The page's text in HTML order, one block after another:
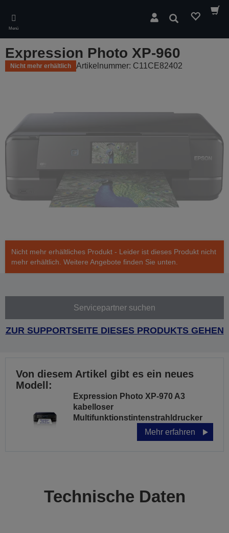
main
content
Menü
Suchen
Expression Photo XP-960
Nicht mehr erhältlich Artikelnummer: C11CE82402
Nicht mehr erhältliches Produkt - Leider ist dieses Produkt nicht
mehr erhältlich. Weitere Angebote finden Sie unten.
Servicepartner suchen
ZUR SUPPORTSEITE DIESES PRODUKTS GEHEN
Von diesem Artikel gibt es ein neues
Modell:
Expression Photo XP-970 A3
kabelloser
Multifunktionstintenstrahldrucker
Mehr erfahren
Technische Daten